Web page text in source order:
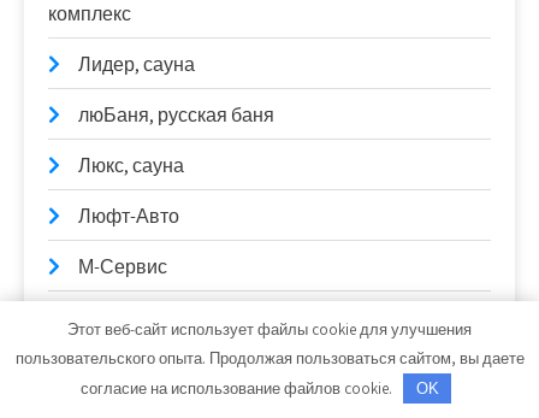
комплекс
Лидер, сауна
люБаня, русская баня
Люкс, сауна
Люфт-Авто
М-Сервис
Магистраль
Мадагаскар, сауна
Этот веб-сайт использует файлы cookie для улучшения
пользовательского опыта. Продолжая пользоваться сайтом, вы даете
согласие на использование файлов cookie.
OK